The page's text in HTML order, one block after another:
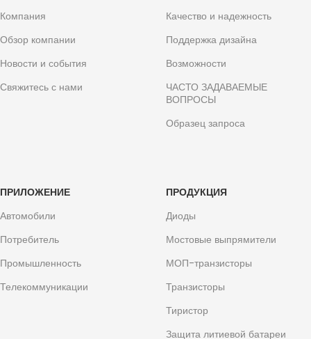
Компания
Обзор компании
Новости и события
Свяжитесь с нами
Качество и надежность
Поддержка дизайна
Возможности
ЧАСТО ЗАДАВАЕМЫЕ
ВОПРОСЫ
Образец запроса
ПРИЛОЖЕНИЕ
Автомобили
Потребитель
Промышленность
Телекоммуникации
ПРОДУКЦИЯ
Диоды
Мостовые выпрямители
МОП-транзисторы
Транзисторы
Тиристор
Защита литиевой батареи